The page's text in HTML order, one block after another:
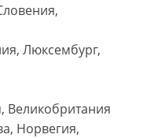
Люксембург,
Великобритания
Норвегия,